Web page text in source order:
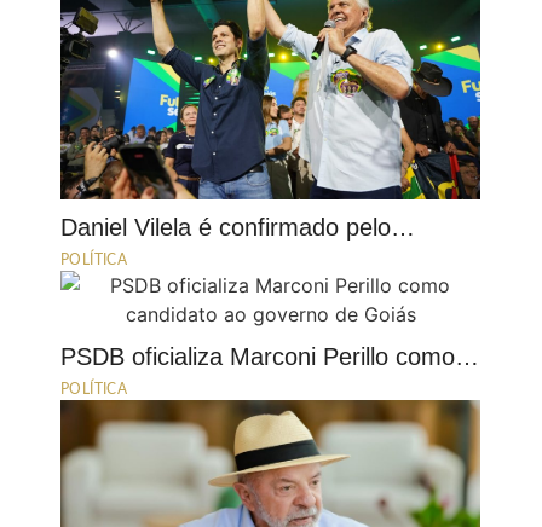
Daniel Vilela é confirmado pelo…
POLÍTICA
PSDB oficializa Marconi Perillo como…
POLÍTICA